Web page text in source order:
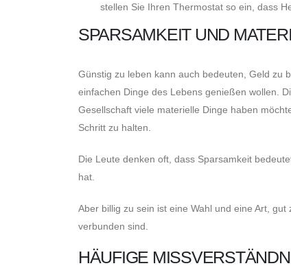
stellen Sie Ihren Thermostat so ein, dass
SPARSAMKEIT UND
Günstig zu leben kann auch bedeuten, Geld zu
einfachen Dinge des Lebens genießen wollen.
Gesellschaft viele materielle Dinge haben
Schritt zu halten.
Die Leute denken oft, dass Sparsamkeit
hat.
Aber billig zu sein ist eine Wahl und eine Art,
verbunden sind.
HÄUFIGE